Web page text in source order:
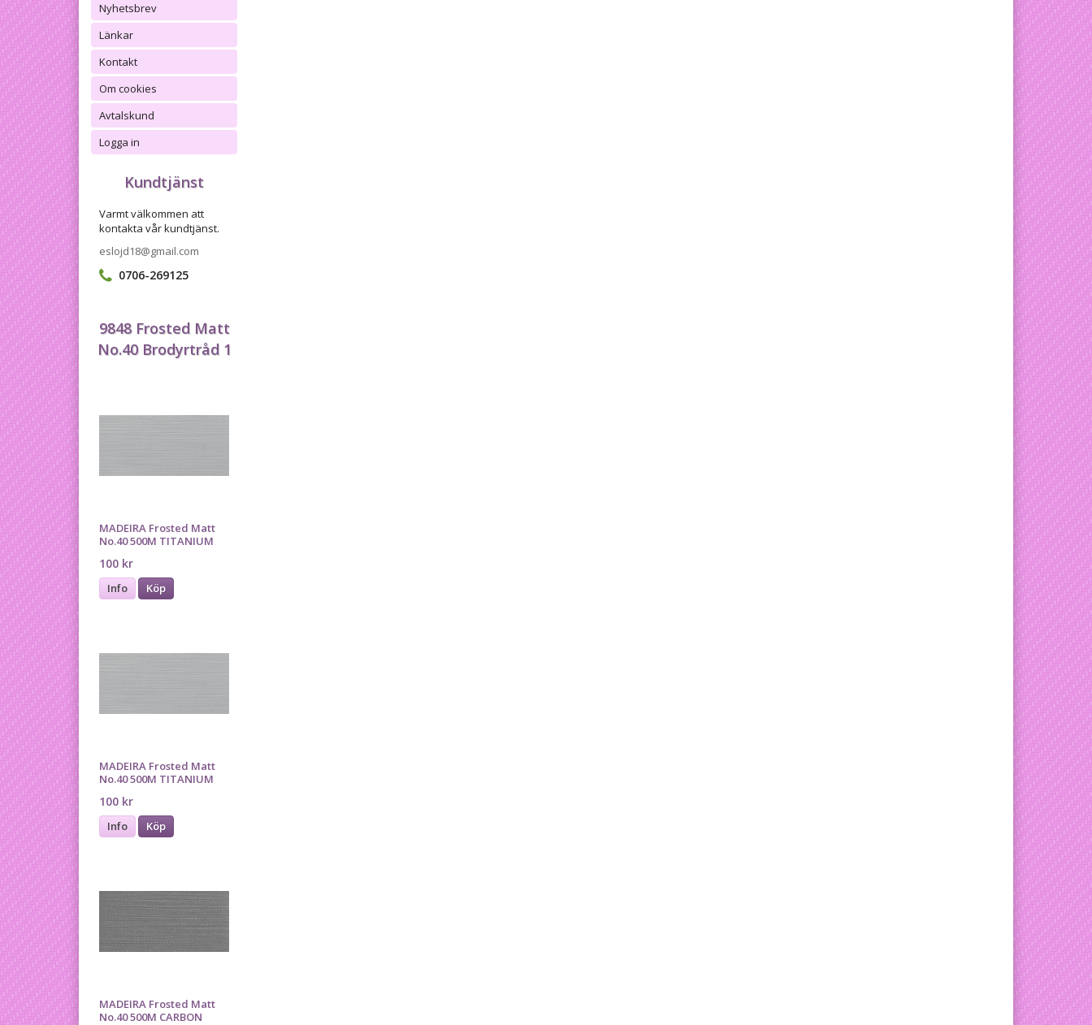
Nyhetsbrev
Länkar
Kontakt
Om cookies
Avtalskund
Logga in
Kundtjänst
Varmt välkommen att
kontakta vår kundtjänst.
eslojd18@gmail.com
0706-269125
9848 Frosted Matt
No.40 Brodyrtråd 1
MADEIRA Frosted Matt
No.40 500M TITANIUM
100 kr
Info Köp
MADEIRA Frosted Matt
No.40 500M TITANIUM
100 kr
Info Köp
MADEIRA Frosted Matt
No.40 500M CARBON